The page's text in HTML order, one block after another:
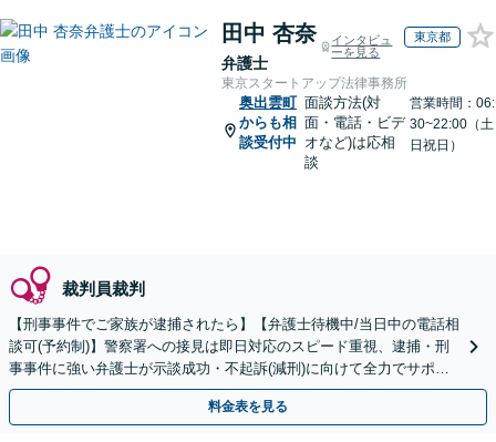
田中 杏奈
弁護士
インタビュ
ーを見る
東京都
東京スタートアップ法律事務所
奥出雲町
からも相
談受付中
面談方法(対
面・電話・ビデ
オなど)は応相
談
営業時間：06:
30~22:00（土
日祝日）
裁判員裁判
【刑事事件でご家族が逮捕されたら】【弁護士待機中/当日中の電話相
談可(予約制)】警察署への接見は即日対応のスピード重視、逮捕・刑
事事件に強い弁護士が示談成功・不起訴(減刑)に向けて全力でサポー
トします。【加害者側の相談専門】
料金表を見る